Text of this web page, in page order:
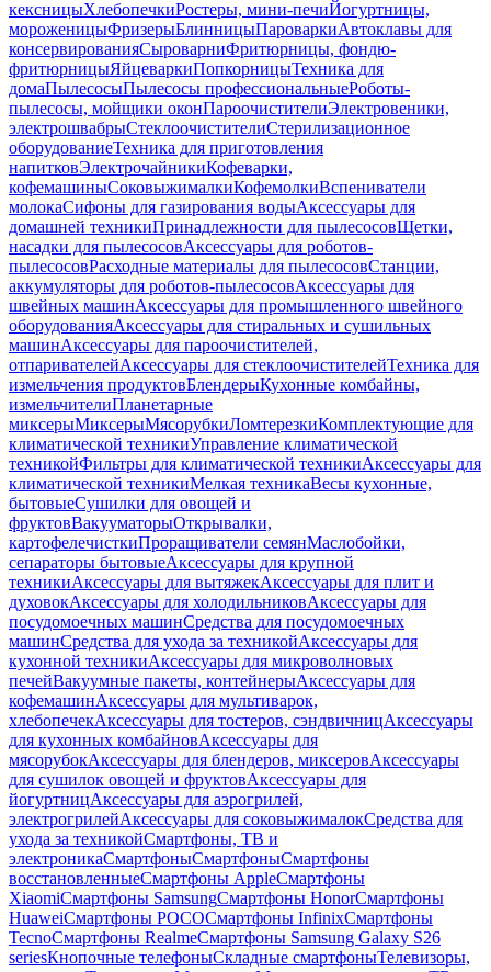
кексницыХлебопечкиРостеры, мини-печиЙогуртницы,
мороженицыФризерыБлинницыПароваркиАвтоклавы для
консервированияСыроварниФритюрницы, фондю-
фритюрницыЯйцеваркиПопкорницыТехника для
домаПылесосыПылесосы профессиональныеРоботы-
пылесосы, мойщики оконПароочистителиЭлектровеники,
электрошвабрыСтеклоочистителиСтерилизационное
оборудованиеТехника для приготовления
напитковЭлектрочайникиКофеварки,
кофемашиныСоковыжималкиКофемолкиВспениватели
молокаСифоны для газирования водыАксессуары для
домашней техникиПринадлежности для пылесосовЩетки,
насадки для пылесосовАксессуары для роботов-
пылесосовРасходные материалы для пылесосовСтанции,
аккумуляторы для роботов-пылесосовАксессуары для
швейных машинАксессуары для промышленного швейного
оборудованияАксессуары для стиральных и сушильных
машинАксессуары для пароочистителей,
отпаривателейАксессуары для стеклоочистителейТехника для
измельчения продуктовБлендерыКухонные комбайны,
измельчителиПланетарные
миксерыМиксерыМясорубкиЛомтерезкиКомплектующие для
климатической техникиУправление климатической
техникойФильтры для климатической техникиАксессуары для
климатической техникиМелкая техникаВесы кухонные,
бытовыеСушилки для овощей и
фруктовВакууматорыОткрывалки,
картофелечисткиПроращиватели семянМаслобойки,
сепараторы бытовыеАксессуары для крупной
техникиАксессуары для вытяжекАксессуары для плит и
духовокАксессуары для холодильниковАксессуары для
посудомоечных машинСредства для посудомоечных
машинСредства для ухода за техникойАксессуары для
кухонной техникиАксессуары для микроволновых
печейВакуумные пакеты, контейнерыАксессуары для
кофемашинАксессуары для мультиварок,
хлебопечекАксессуары для тостеров, сэндвичницАксессуары
для кухонных комбайновАксессуары для
мясорубокАксессуары для блендеров, миксеровАксессуары
для сушилок овощей и фруктовАксессуары для
йогуртницАксессуары для аэрогрилей,
электрогрилейАксессуары для соковыжималокСредства для
ухода за техникойСмартфоны, ТВ и
электроникаСмартфоныСмартфоныСмартфоны
восстановленныеСмартфоны AppleСмартфоны
XiaomiСмартфоны SamsungСмартфоны HonorСмартфоны
HuaweiСмартфоны POCOСмартфоны InfinixСмартфоны
TecnoСмартфоны RealmeСмартфоны Samsung Galaxy S26
seriesКнопочные телефоныСкладные смартфоныТелевизоры,